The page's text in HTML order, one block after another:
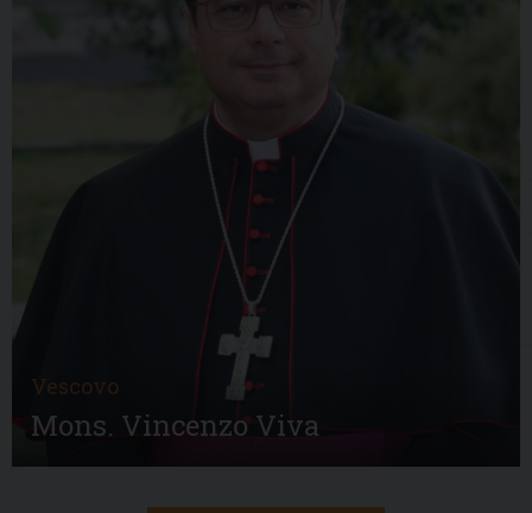
Vescovo
Mons. Vincenzo Viva